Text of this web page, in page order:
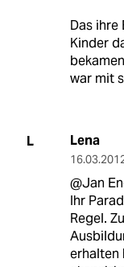
Das
Kinder
war mit
L Lena
@Jan
Ihr
Regel.
erhalten